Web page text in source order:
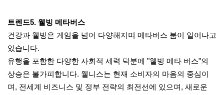
트렌드5. 웰빙 메타버스
건강과 웰빙은 게임을 넘어 다양해지며 메타버스 붐이 일어나고
있습니다.
유행을 포함한 다양한 사회적 세력 덕분에 "웰빙 메타 버스"의
상승은 불가피합니다. 웰니스는 현재 소비자의 마음의 중심이
며, 전세계 비즈니스 및 정부 전략의 최전선에 있으며, 새로운